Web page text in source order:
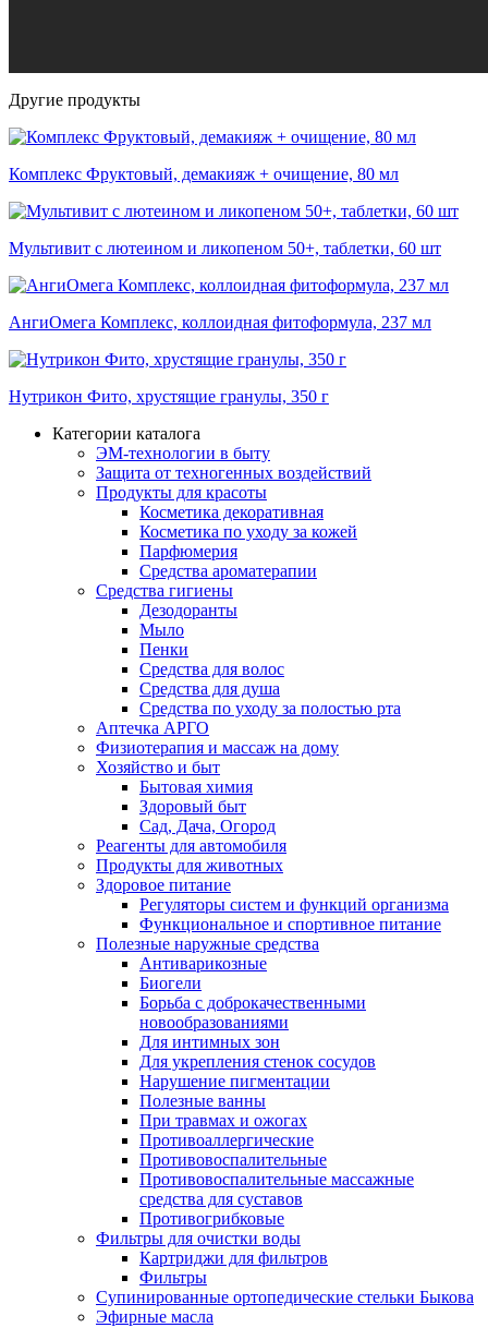
Другие продукты
Комплекс Фруктовый, демакияж + очищение, 80 мл
Мультивит с лютеином и ликопеном 50+, таблетки, 60 шт
АнгиОмега Комплекс, коллоидная фитоформула, 237 мл
Нутрикон Фито, хрустящие гранулы, 350 г
Категории каталога
ЭМ-технологии в быту
Защита от техногенных воздействий
Продукты для красоты
Косметика декоративная
Косметика по уходу за кожей
Парфюмерия
Средства ароматерапии
Средства гигиены
Дезодоранты
Мыло
Пенки
Средства для волос
Средства для душа
Средства по уходу за полостью рта
Аптечка АРГО
Физиотерапия и массаж на дому
Хозяйство и быт
Бытовая химия
Здоровый быт
Сад, Дача, Огород
Реагенты для автомобиля
Продукты для животных
Здоровое питание
Регуляторы систем и функций организма
Функциональное и спортивное питание
Полезные наружные средства
Антиварикозные
Биогели
Борьба с доброкачественными
новообразованиями
Для интимных зон
Для укрепления стенок сосудов
Нарушение пигментации
Полезные ванны
При травмах и ожогах
Противоаллергические
Противовоспалительные
Противовоспалительные массажные
средства для суставов
Противогрибковые
Фильтры для очистки воды
Картриджи для фильтров
Фильтры
Супинированные ортопедические стельки Быкова
Эфирные масла